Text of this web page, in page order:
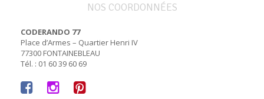
NOS COORDONNÉES
CODERANDO 77
Place d’Armes – Quartier Henri IV
77300 FONTAINEBLEAU
Tél. : 01 60 39 60 69